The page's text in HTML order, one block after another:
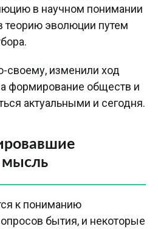
в научном понимании
теорию эволюции путем
своему, изменили ход
формирование обществ и
актуальными и сегодня.
к пониманию
бытия, и некоторые